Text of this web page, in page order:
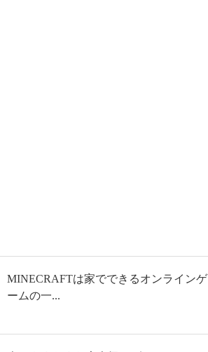
MINECRAFTは家でできるオンラインゲ
ームの一...